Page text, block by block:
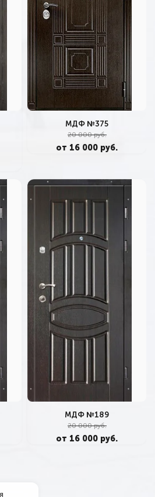
МДФ №375
20 000 руб.
от 16 000 руб.
МДФ №189
20 000 руб.
от 16 000 руб.